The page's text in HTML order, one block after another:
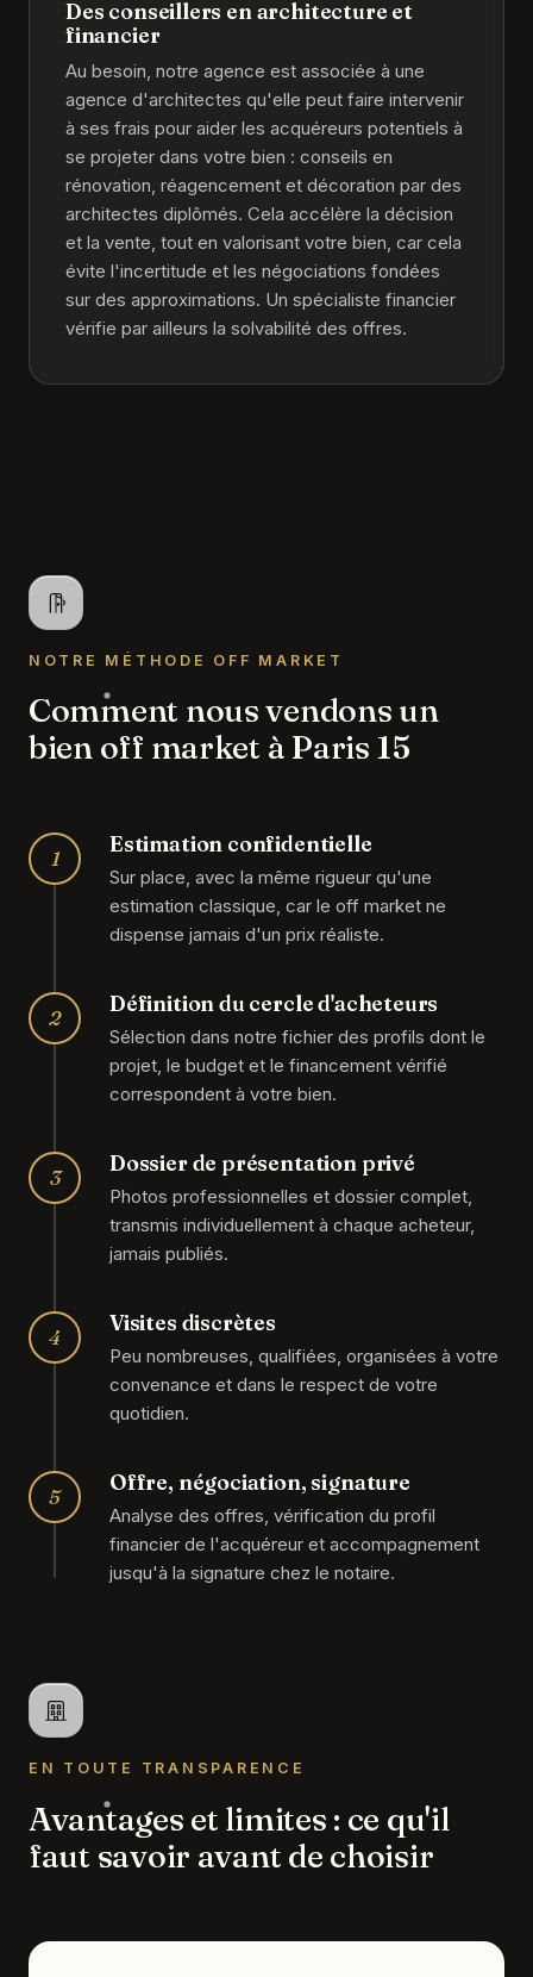
Des conseillers en architecture et
financier
Au besoin, notre agence est associée à une
agence d'architectes qu'elle peut faire intervenir
à ses frais pour aider les acquéreurs potentiels à
se projeter dans votre bien : conseils en
rénovation, réagencement et décoration par des
architectes diplômés. Cela accélère la décision
et la vente, tout en valorisant votre bien, car cela
évite l'incertitude et les négociations fondées
sur des approximations. Un spécialiste financier
vérifie par ailleurs la solvabilité des offres.
NOTRE MÉTHODE OFF MARKET
Comment nous vendons un
bien off market à Paris 15
1
Estimation confidentielle
Sur place, avec la même rigueur qu'une
estimation classique, car le off market ne
dispense jamais d'un prix réaliste.
2
Définition du cercle d'acheteurs
Sélection dans notre fichier des profils dont le
projet, le budget et le financement vérifié
correspondent à votre bien.
3
Dossier de présentation privé
Photos professionnelles et dossier complet,
transmis individuellement à chaque acheteur,
jamais publiés.
4
Visites discrètes
Peu nombreuses, qualifiées, organisées à votre
convenance et dans le respect de votre
quotidien.
5
Offre, négociation, signature
Analyse des offres, vérification du profil
financier de l'acquéreur et accompagnement
jusqu'à la signature chez le notaire.
EN TOUTE TRANSPARENCE
Avantages et limites : ce qu'il
faut savoir avant de choisir